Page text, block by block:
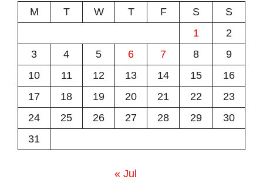
M
T W T F S
S
1
2
3
4 5 6 7 8
9
10
11 12 13 14 15
16
17
18 19 20 21 22
23
24
25 26 27 28 29
30
31
« Jul